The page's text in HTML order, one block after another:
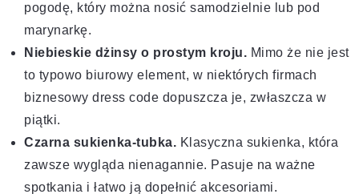
pogodę, który można nosić samodzielnie lub pod
marynarkę.
Niebieskie dżinsy o prostym kroju. Mimo że nie jest
to typowo biurowy element, w niektórych firmach
biznesowy dress code dopuszcza je, zwłaszcza w
piątki.
Czarna sukienka-tubka. Klasyczna sukienka, która
zawsze wygląda nienagannie. Pasuje na ważne
spotkania i łatwo ją dopełnić akcesoriami.